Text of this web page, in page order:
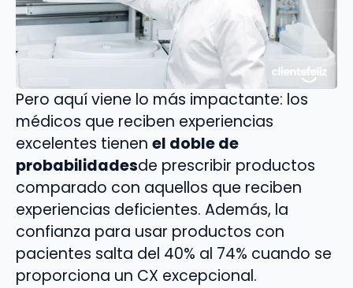
Pero aquí viene lo más impactante: los
médicos que reciben experiencias
excelentes tienen el doble de
probabilidadesde prescribir productos
comparado con aquellos que reciben
experiencias deficientes. Además, la
confianza para usar productos con
pacientes salta del 40% al 74% cuando se
proporciona un CX excepcional.